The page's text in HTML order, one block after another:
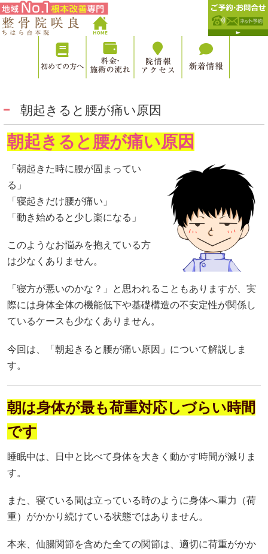
朝起きると腰が痛い原因
朝起きると腰が痛い原因
「朝起きた時に腰が固まってい
る」
「寝起きだけ腰が痛い」
「動き始めると少し楽になる」
このようなお悩みを抱えている方
は少なくありません。
「寝方が悪いのかな？」と思われることもありますが、実
際には身体全体の機能低下や基礎構造の不安定性が関係し
ているケースも少なくありません。
今回は、「朝起きると腰が痛い原因」について解説しま
す。
朝は身体が最も荷重対応しづらい時間
です
睡眠中は、日中と比べて身体を大きく動かす時間が減りま
す。
また、寝ている間は立っている時のように身体へ重力（荷
重）がかかり続けている状態ではありません。
本来、仙腸関節を含めた全ての関節は、適切に荷重がかか